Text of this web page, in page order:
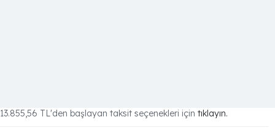
13.855,56 TL'den başlayan taksit seçenekleri için tıklayın.